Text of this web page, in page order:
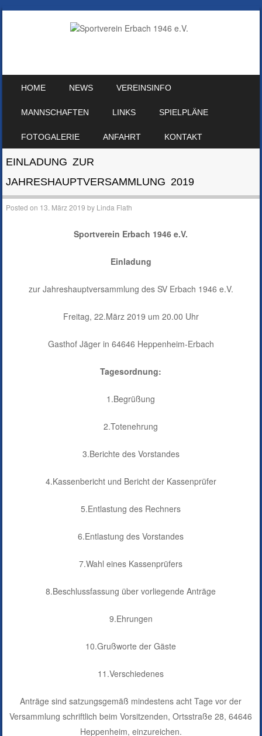
HOME NEWS VEREINSINFO
MANNSCHAFTEN LINKS SPIELPLÄNE
FOTOGALERIE ANFAHRT KONTAKT
EINLADUNG ZUR
JAHRESHAUPTVERSAMMLUNG 2019
Posted on 13. März 2019 by Linda Flath
Sportverein Erbach 1946 e.V.
Einladung
zur Jahreshauptversammlung des SV Erbach 1946 e.V.
Freitag, 22.März 2019 um 20.00 Uhr
Gasthof Jäger in 64646 Heppenheim-Erbach
Tagesordnung:
1.Begrüßung
2.Totenehrung
3.Berichte des Vorstandes
4.Kassenbericht und Bericht der Kassenprüfer
5.Entlastung des Rechners
6.Entlastung des Vorstandes
7.Wahl eines Kassenprüfers
8.Beschlussfassung über vorliegende Anträge
9.Ehrungen
10.Grußworte der Gäste
11.Verschiedenes
Anträge sind satzungsgemäß mindestens acht Tage vor der
Versammlung schriftlich beim Vorsitzenden, Ortsstraße 28, 64646
Heppenheim, einzureichen.